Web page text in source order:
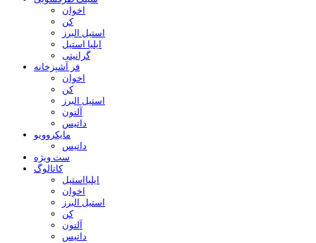
اخوان
کن
استیل البرز
ایلیا استیل
گرانیتی
فر آشپزخانه
اخوان
کن
استیل البرز
آلتون
داتیس
مایکروویو
داتیس
ست ویژه
کاتالوگ
ایلیااستیل
اخوان
استیل البرز
کن
آلتون
داتیس